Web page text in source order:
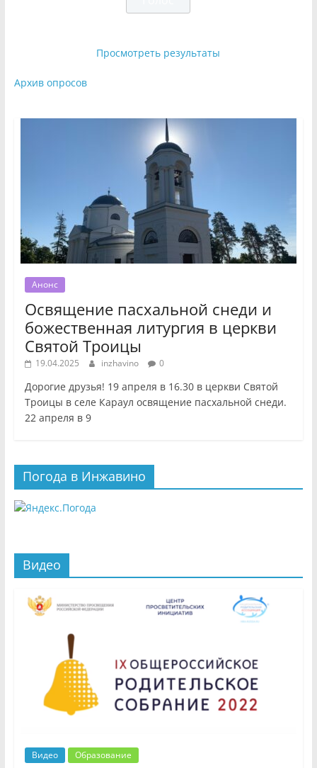
Просмотреть результаты
Архив опросов
Анонс
Освящение пасхальной снеди и
божественная литургия в церкви
Святой Троицы
19.04.2025 inzhavino 0
Дорогие друзья! 19 апреля в 16.30 в церкви Святой
Троицы в селе Караул освящение пасхальной снеди.
22 апреля в 9
Погода в Инжавино
Видео
Видео Образование